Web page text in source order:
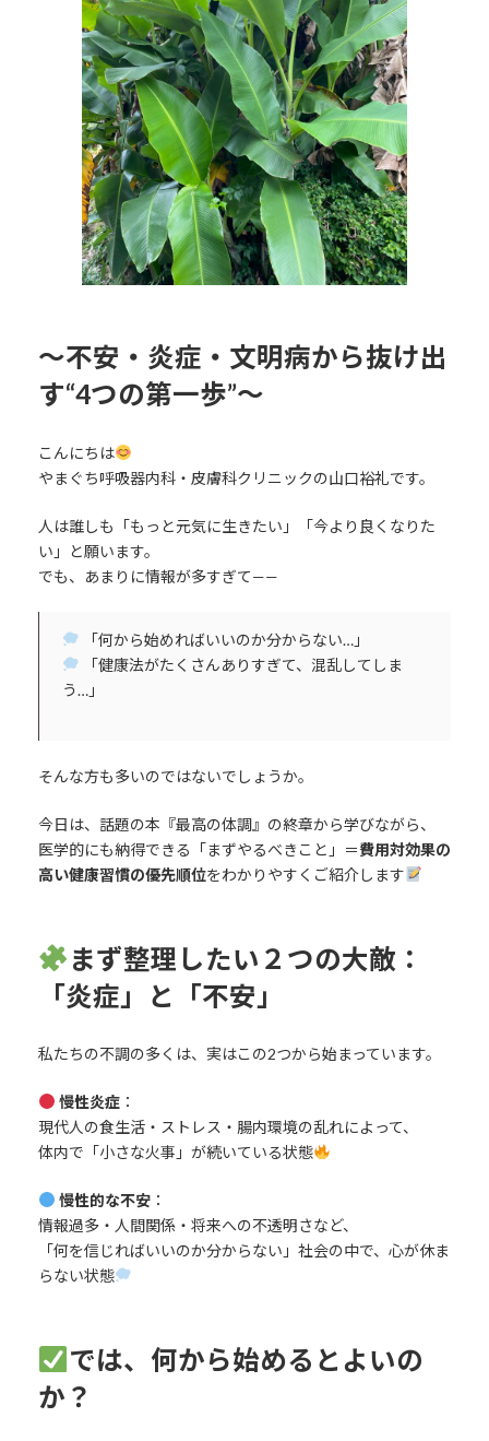
〜不安・炎症・文明病から抜け出
す“4つの第一歩”〜
こんにちは
やまぐち呼吸器内科・皮膚科クリニックの山口裕礼です。
人は誰しも「もっと元気に生きたい」「今より良くなりた
い」と願います。
でも、あまりに情報が多すぎて——
「何から始めればいいのか分からない…」
「健康法がたくさんありすぎて、混乱してしま
う…」
そんな方も多いのではないでしょうか。
今日は、話題の本『最高の体調』の終章から学びながら、
医学的にも納得できる「まずやるべきこと」＝費用対効果の
高い健康習慣の優先順位をわかりやすくご紹介します
まず整理したい２つの大敵：
「炎症」と「不安」
私たちの不調の多くは、実はこの2つから始まっています。
慢性炎症：
現代人の食生活・ストレス・腸内環境の乱れによって、
体内で「小さな火事」が続いている状態
慢性的な不安：
情報過多・人間関係・将来への不透明さなど、
「何を信じればいいのか分からない」社会の中で、心が休ま
らない状態
では、何から始めるとよいの
か？